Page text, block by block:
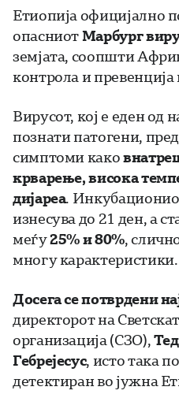
Етиопија официјално
опасниотМарбург
земјата, соопшти
контрола и превенција
Вирусот, кој е еден од
познати патогени,
симптоми како
крварење, висока
дијареа.
изнесува до 21 ден, а
меѓу25% и 80%,
многу карактеристики.
Досега се потврдени
директорот на
организација (СЗО),
Гебрејесус, исто така
детектиран во јужна